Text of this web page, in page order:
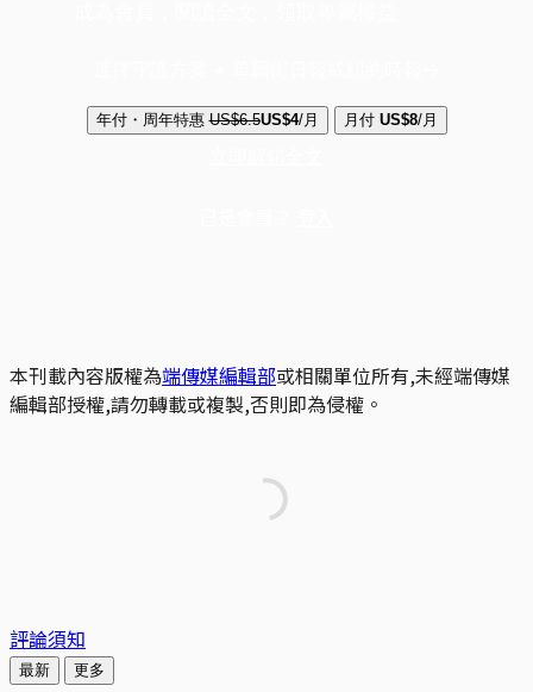
年付・周年特惠 US$6.5US$4/月 月付 US$8/月
本刊載內容版權為端傳媒編輯部或相關單位所有,未經端傳媒
編輯部授權,請勿轉載或複製,否則即為侵權。
評論須知
最新 更多